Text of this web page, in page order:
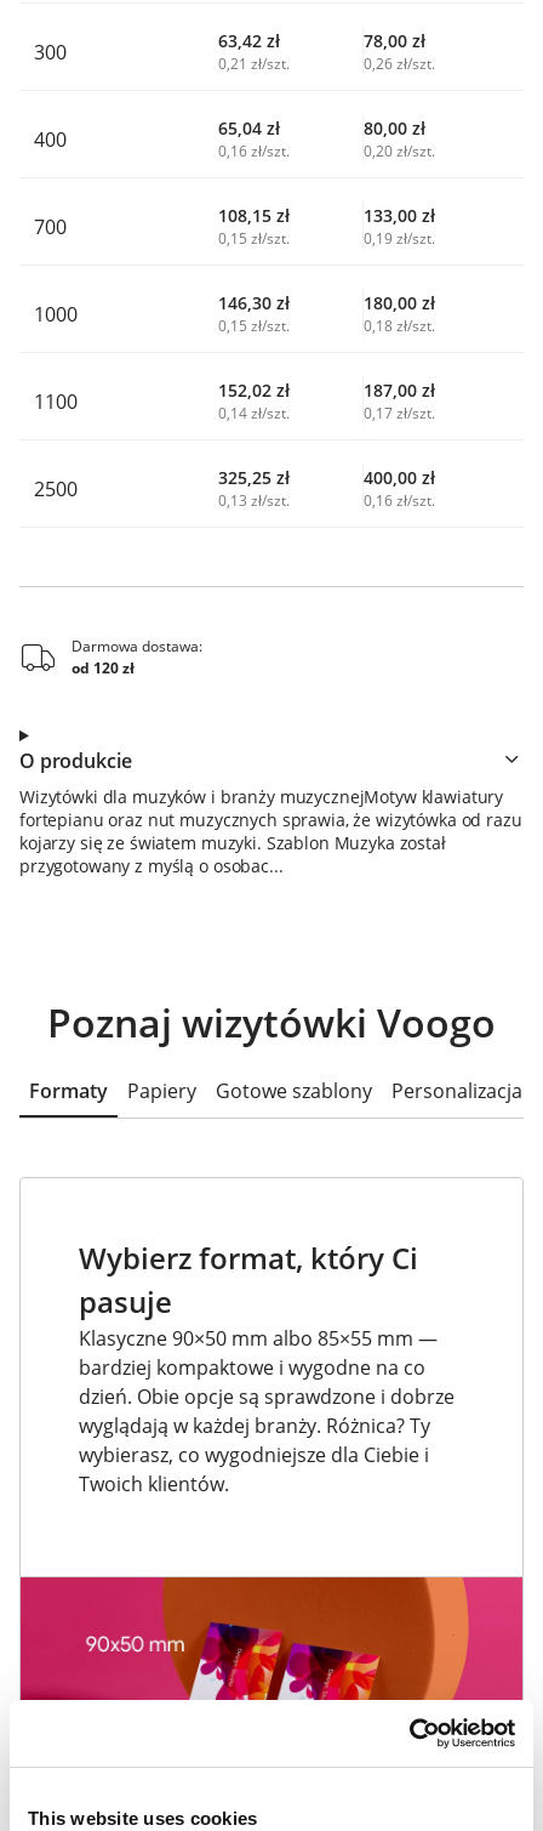
This website uses cookies
300 63,42 zł
0,21 zł/szt.
78,00 zł
0,26 zł/szt.
400 65,04 zł
0,16 zł/szt.
80,00 zł
0,20 zł/szt.
700 108,15 zł
0,15 zł/szt.
133,00 zł
0,19 zł/szt.
1000 146,30 zł
0,15 zł/szt.
180,00 zł
0,18 zł/szt.
1100 152,02 zł
0,14 zł/szt.
187,00 zł
0,17 zł/szt.
2500 325,25 zł
0,13 zł/szt.
400,00 zł
0,16 zł/szt.
Darmowa dostawa:
od 120 zł
O produkcie
Wizytówki dla muzyków i branży muzycznejMotyw klawiatury
fortepianu oraz nut muzycznych sprawia, że wizytówka od razu
kojarzy się ze światem muzyki. Szablon Muzyka został
przygotowany z myślą o osobac...
Poznaj wizytówki Voogo
Formaty Papiery Gotowe szablony Personalizacja
Wybierz format, który Ci
pasuje
Klasyczne 90×50 mm albo 85×55 mm —
bardziej kompaktowe i wygodne na co
dzień. Obie opcje są sprawdzone i dobrze
wyglądają w każdej branży. Różnica? Ty
wybierasz, co wygodniejsze dla Ciebie i
Twoich klientów.